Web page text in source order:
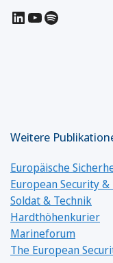
LinkedIn
YouTube
Spotify
Weitere
Europäische
European Security
Soldat & Technik
Hardthöhenkurier
Marineforum
The European